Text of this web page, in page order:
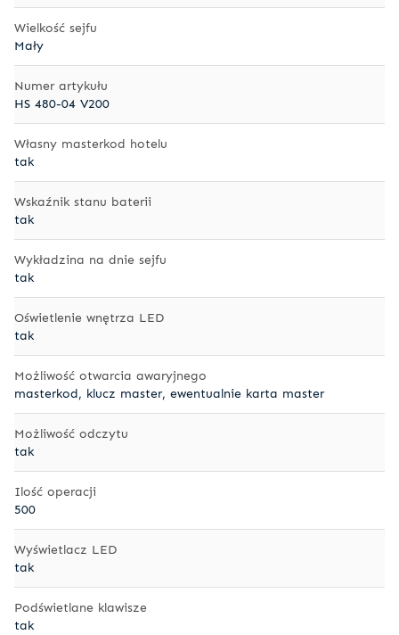
Wielkość sejfu
Mały
Numer artykułu
HS 480-04 V200
Własny masterkod hotelu
tak
Wskaźnik stanu baterii
tak
Wykładzina na dnie sejfu
tak
Oświetlenie wnętrza LED
tak
Możliwość otwarcia awaryjnego
masterkod, klucz master, ewentualnie karta master
Możliwość odczytu
tak
Ilość operacji
500
Wyświetlacz LED
tak
Podświetlane klawisze
tak